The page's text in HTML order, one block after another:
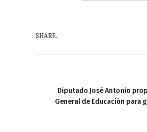
SHARE.
Diputado José Antonio
General de Educación para